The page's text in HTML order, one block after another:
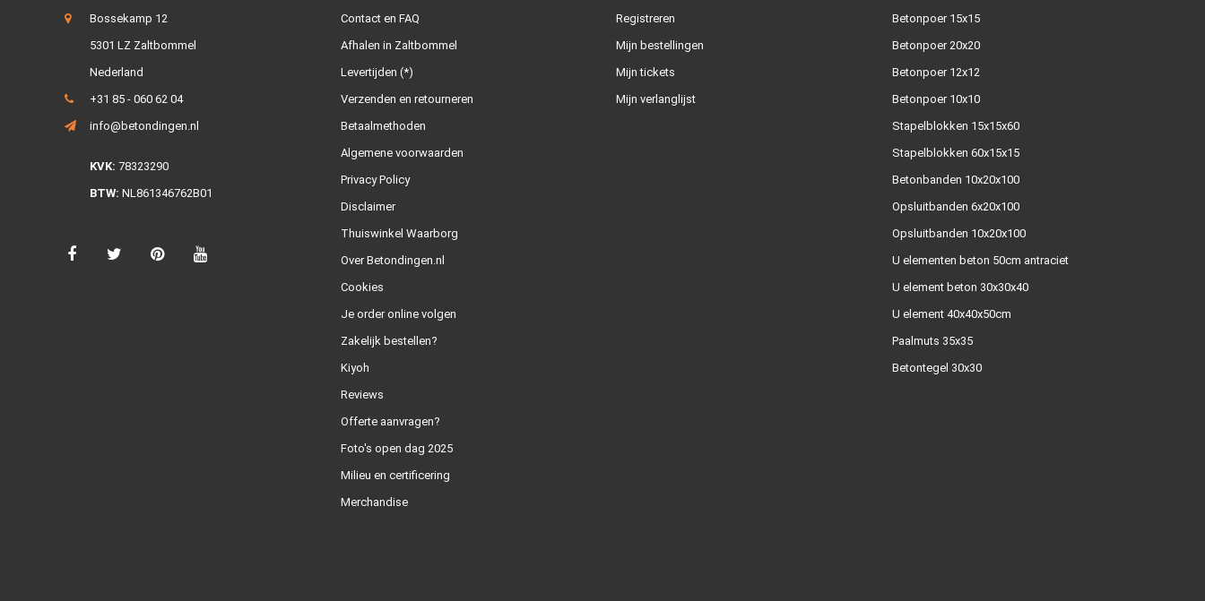
Bossekamp 12
5301 LZ Zaltbommel
Nederland
+31 85 - 060 62 04
info@betondingen.nl
KVK: 78323290
BTW: NL861346762B01
Contact en FAQ
Afhalen in Zaltbommel
Levertijden (*)
Verzenden en retourneren
Betaalmethoden
Algemene voorwaarden
Privacy Policy
Disclaimer
Thuiswinkel Waarborg
Over Betondingen.nl
Cookies
Je order online volgen
Zakelijk bestellen?
Kiyoh
Reviews
Offerte aanvragen?
Foto's open dag 2025
Milieu en certificering
Merchandise
Registreren
Mijn bestellingen
Mijn tickets
Mijn verlanglijst
Betonpoer 15x15
Betonpoer 20x20
Betonpoer 12x12
Betonpoer 10x10
Stapelblokken 15x15x60
Stapelblokken 60x15x15
Betonbanden 10x20x100
Opsluitbanden 6x20x100
Opsluitbanden 10x20x100
U elementen beton 50cm antraciet
U element beton 30x30x40
U element 40x40x50cm
Paalmuts 35x35
Betontegel 30x30